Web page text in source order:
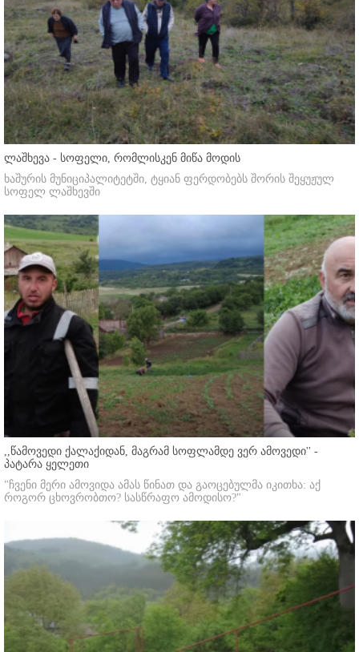
ლაშხევა - სოფელი, რომლისკენ მიწა მოდის
ხაშურის მუნიციპალიტეტში, ტყიან ფერდობებს შორის შეყუჟულ
სოფელ ლაშხევში
,,წამოვედი ქალაქიდან, მაგრამ სოფლამდე ვერ ამოვედი'' -
პატარა ყელეთი
"ჩვენი მერი ამოვიდა ამას წინათ და გაოცებულმა იკითხა: აქ
როგორ ცხოვრობთო? სასწრაფო ამოდისო?"